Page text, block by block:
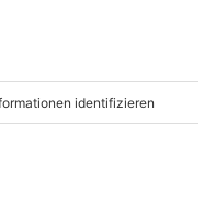
Wien für 2